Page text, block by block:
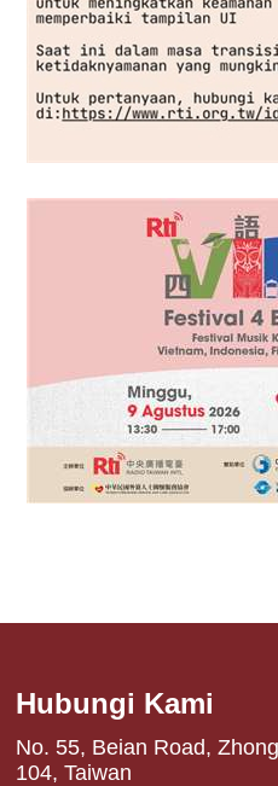
Hubungi Kami
No. 55, Beian Road,
104, Taiwan